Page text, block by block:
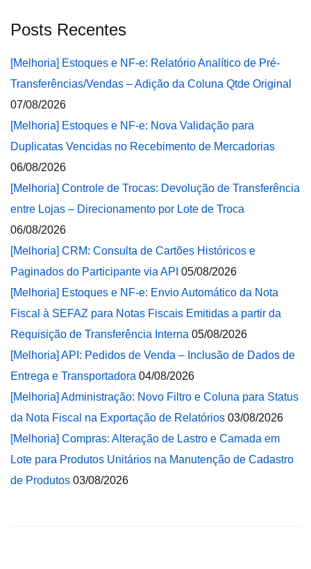
Posts Recentes
[Melhoria] Estoques e NF-e: Relatório Analítico de Pré-
Transferências/Vendas – Adição da Coluna Qtde Original
07/08/2026
[Melhoria] Estoques e NF-e: Nova Validação para
Duplicatas Vencidas no Recebimento de Mercadorias
06/08/2026
[Melhoria] Controle de Trocas: Devolução de Transferência
entre Lojas – Direcionamento por Lote de Troca
06/08/2026
[Melhoria] CRM: Consulta de Cartões Históricos e
Paginados do Participante via API 05/08/2026
[Melhoria] Estoques e NF-e: Envio Automático da Nota
Fiscal à SEFAZ para Notas Fiscais Emitidas a partir da
Requisição de Transferência Interna 05/08/2026
[Melhoria] API: Pedidos de Venda – Inclusão de Dados de
Entrega e Transportadora 04/08/2026
[Melhoria] Administração: Novo Filtro e Coluna para Status
da Nota Fiscal na Exportação de Relatórios 03/08/2026
[Melhoria] Compras: Alteração de Lastro e Camada em
Lote para Produtos Unitários na Manutenção de Cadastro
de Produtos 03/08/2026